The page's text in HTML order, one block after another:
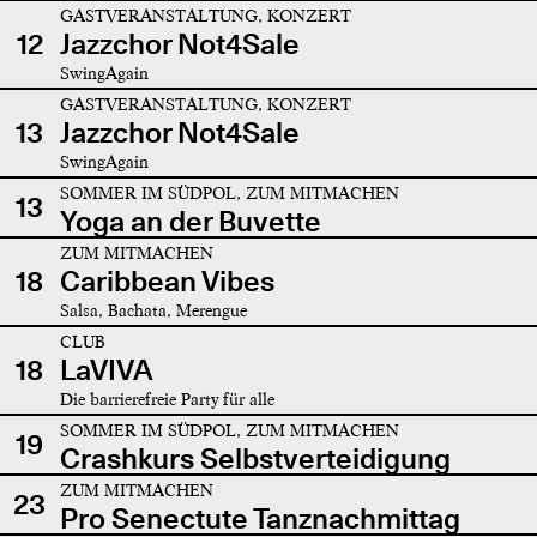
12
GASTVERANSTALTUNG, KONZERT
Jazzchor Not4Sale
SwingAgain
13
GASTVERANSTALTUNG, KONZERT
Jazzchor Not4Sale
SwingAgain
13 SOMMER IM SÜDPOL, ZUM MITMACHEN
Yoga an der Buvette
18
ZUM MITMACHEN
Caribbean Vibes
Salsa, Bachata, Merengue
18
CLUB
LaVIVA
Die barrierefreie Party für alle
19 SOMMER IM SÜDPOL, ZUM MITMACHEN
Crashkurs Selbstverteidigung
23
ZUM MITMACHEN
Pro Senectute Tanznachmittag